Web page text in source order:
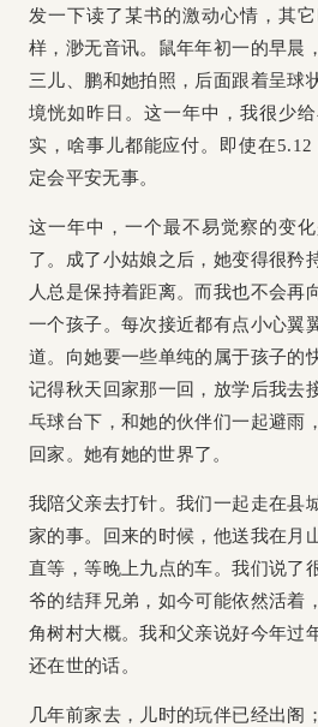
发一下读了某书的激动心情，其
样，渺无音讯。鼠年年初一的早晨
三儿、鹏和她拍照，后面跟着呈球
境恍如昨日。这一年中，我很少
实，啥事儿都能应付。即使在
定会平安无事。
这一年中，一个最不易觉察的变
了。成了小姑娘之后，她变得很矜
人总是保持着距离。而我也不会再
一个孩子。每次接近都有点小心翼
道。向她要一些单纯的属于孩子的
记得秋天回家那一回，放学后我去
乓球台下，和她的伙伴们一起避雨
回家。她有她的世界了。
我陪父亲去打针。我们一起走在县
家的事。回来的时候，他送我在月
直等，等晚上九点的车。我们说了
爷的结拜兄弟，如今可能依然活着
角树村大概。我和父亲说好今年过
还在世的话。
几年前家去，儿时的玩伴已经出阁